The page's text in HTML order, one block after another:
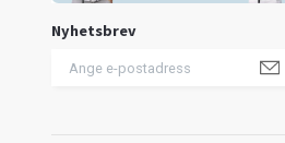
Nyhetsbrev